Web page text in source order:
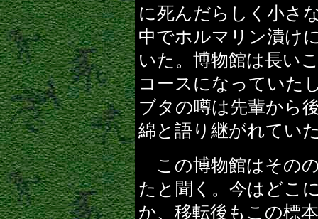
に死んだらしく小さ
中でホルマリン漬け
いた。博物館は長い
コースになっていた
ブタの噂は先輩から
綿と語り継がれてい
この博物館はその
たと聞く。今はどこ
か、移転後もこの標